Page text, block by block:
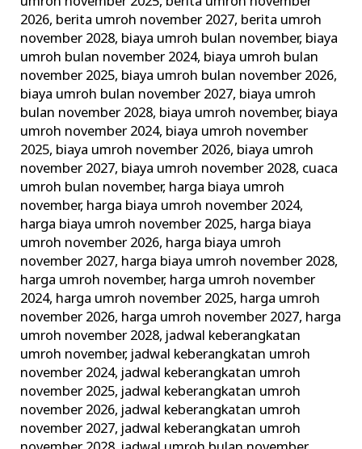
2026, berita umroh november 2027, berita umroh
november 2028, biaya umroh bulan november, biaya
umroh bulan november 2024, biaya umroh bulan
november 2025, biaya umroh bulan november 2026,
biaya umroh bulan november 2027, biaya umroh
bulan november 2028, biaya umroh november, biaya
umroh november 2024, biaya umroh november
2025, biaya umroh november 2026, biaya umroh
november 2027, biaya umroh november 2028, cuaca
umroh bulan november, harga biaya umroh
november, harga biaya umroh november 2024,
harga biaya umroh november 2025, harga biaya
umroh november 2026, harga biaya umroh
november 2027, harga biaya umroh november 2028,
harga umroh november, harga umroh november
2024, harga umroh november 2025, harga umroh
november 2026, harga umroh november 2027, harga
umroh november 2028, jadwal keberangkatan
umroh november, jadwal keberangkatan umroh
november 2024, jadwal keberangkatan umroh
november 2025, jadwal keberangkatan umroh
november 2026, jadwal keberangkatan umroh
november 2027, jadwal keberangkatan umroh